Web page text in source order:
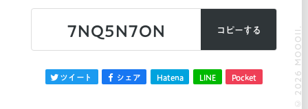
7NQ5N7ON コピーする
ツイート シェア Hatena LINE Pocket © 2026 MOOOII.